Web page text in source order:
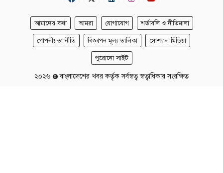
আমাদের কথা আমরা যোগাযোগ শর্তাবলি ও নীতিমালা
গোপনীয়তা নীতি বিজ্ঞাপন মূল্য তালিকা সোশ্যাল মিডিয়া
পুরোনো সাইট
২০২৬ বাংলাদেশের খবর কর্তৃক সর্বস্বত্ব স্বত্বাধিকার সংরক্ষিত